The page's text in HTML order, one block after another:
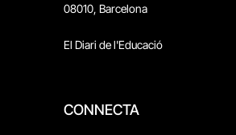
08010, Barcelona
El Diari de l'Educació
CONNECTA